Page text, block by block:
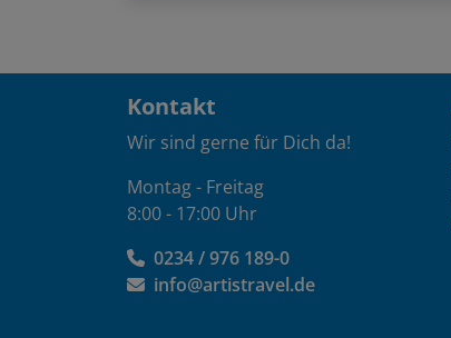
Kontakt
Wir sind gerne für Dich da!
Montag - Freitag
8:00 - 17:00 Uhr
0234 / 976 189-0
info@artistravel.de